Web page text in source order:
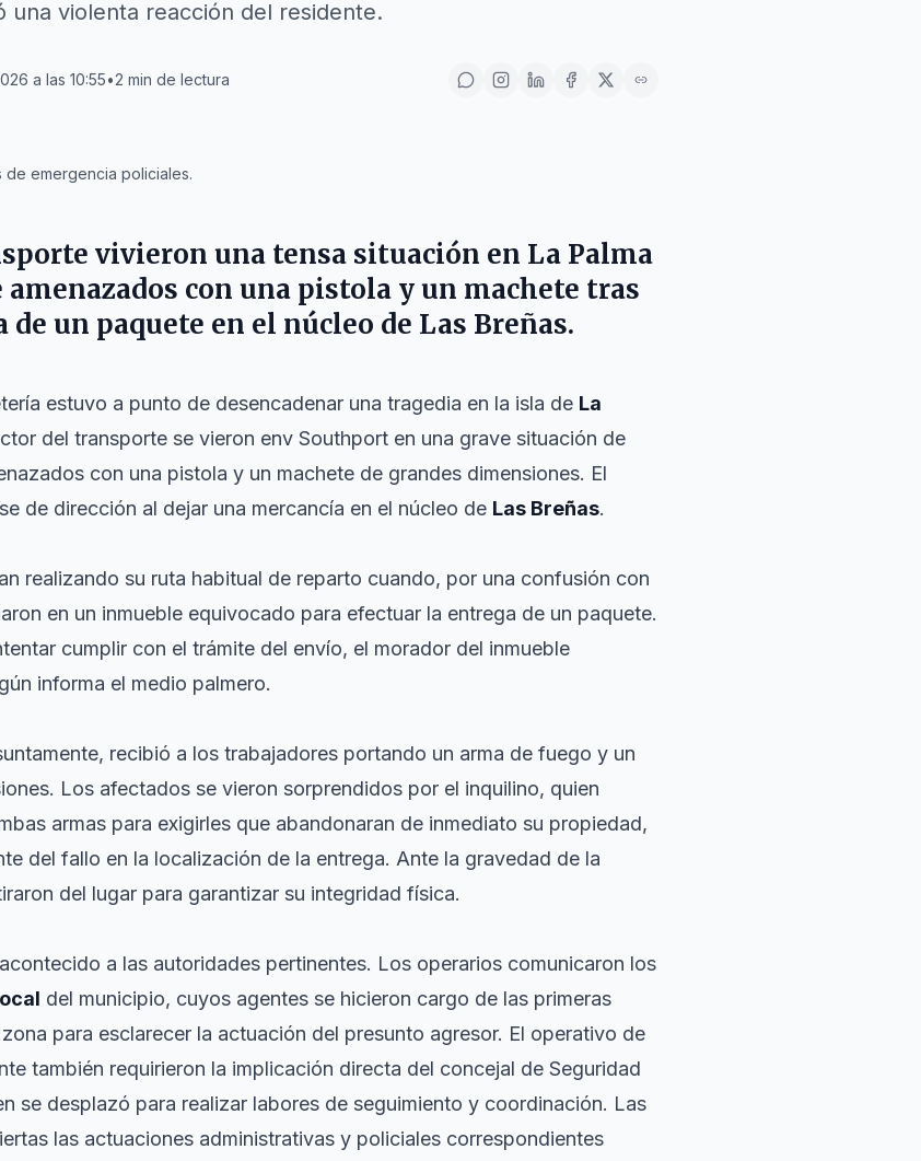
una violenta reacción del residente.
a las 10:55•2 min de lectura
emergencia policiales.
vivieron una tensa situación en La Palma
con una pistola y un machete tras
un paquete en el núcleo de Las Breñas.
estuvo a punto de desencadenar una tragedia en la isla de La
del transporte se vieron env Southport en una grave situación de
con una pistola y un machete de grandes dimensiones. El
de dirección al dejar una mercancía en el núcleo de Las Breñas.
realizando su ruta habitual de reparto cuando, por una confusión con
en un inmueble equivocado para efectuar la entrega de un paquete.
cumplir con el trámite del envío, el morador del inmueble
informa el medio palmero.
recibió a los trabajadores portando un arma de fuego y un
Los afectados se vieron sorprendidos por el inquilino, quien
armas para exigirles que abandonaran de inmediato su propiedad,
del fallo en la localización de la entrega. Ante la gravedad de la
del lugar para garantizar su integridad física.
a las autoridades pertinentes. Los operarios comunicaron los
del municipio, cuyos agentes se hicieron cargo de las primeras
para esclarecer la actuación del presunto agresor. El operativo de
también requirieron la implicación directa del concejal de Seguridad
se desplazó para realizar labores de seguimiento y coordinación. Las
las actuaciones administrativas y policiales correspondientes